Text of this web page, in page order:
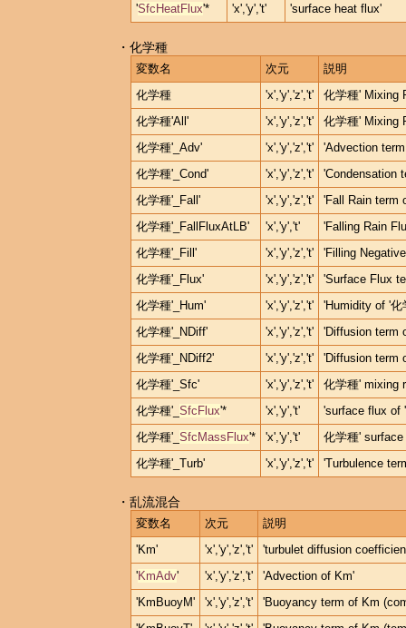
'SfcHeatFlux'* 'x','y','t' 'surface heat flux'
・化学種
変数名 次元
説明
化学種
'x','y','z','t'
化学種' Mixing
化学種'All'
'x','y','z','t'
化学種' Mixing
化学種'_Adv'
'x','y','z','t'
'Advection
化学種'_Cond'
'x','y','z','t'
'Condensation
化学種'_Fall'
'x','y','z','t'
'Fall Rain term
化学種'_FallFluxAtLB'
'x','y','t'
'Falling Rain
化学種'_Fill'
'x','y','z','t'
'Filling
化学種'_Flux'
'x','y','z','t'
'Surface Flux
化学種'_Hum'
'x','y','z','t'
'Humidity of '化
化学種'_NDiff'
'x','y','z','t'
'Diffusion term
化学種'_NDiff2'
'x','y','z','t'
'Diffusion term
化学種'_Sfc'
'x','y','z','t'
化学種' mixing
化学種'_ SfcFlux'* 'x','y','t'
'surface flux of
化学種'_ SfcMassFlux'* 'x','y','t'
化学種'
化学種'_Turb'
'x','y','z','t' 'Turbulence
・乱流混合
変数名 次元
説明
'Km'
'x','y','z','t'
'turbulet diffusion
'KmAdv' 'x','y','z','t'
'Advection of Km'
'KmBuoyM'
'x','y','z','t'
'Buoyancy term of Km